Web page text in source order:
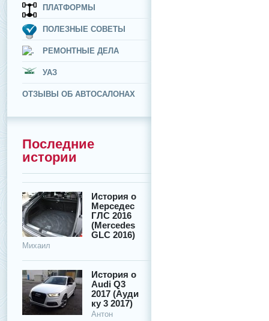
ПЛАТФОРМЫ
ПОЛЕЗНЫЕ СОВЕТЫ
РЕМОНТНЫЕ ДЕЛА
УАЗ
ОТЗЫВЫ ОБ АВТОСАЛОНАХ
Последние
истории
История о
Мерседес
ГЛС 2016
(Mercedes
GLC 2016)
Михаил
История о
Audi Q3
2017 (Ауди
ку 3 2017)
Антон